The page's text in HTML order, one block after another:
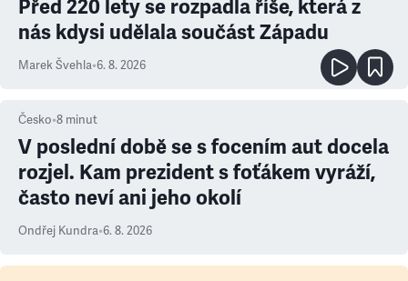
Před 220 lety se rozpadla říše, která z
nás kdysi udělala součást Západu
Marek Švehla•6. 8. 2026
Česko•8 minut
V poslední době se s focením aut docela
rozjel. Kam prezident s foťákem vyráží,
často neví ani jeho okolí
Ondřej Kundra•6. 8. 2026